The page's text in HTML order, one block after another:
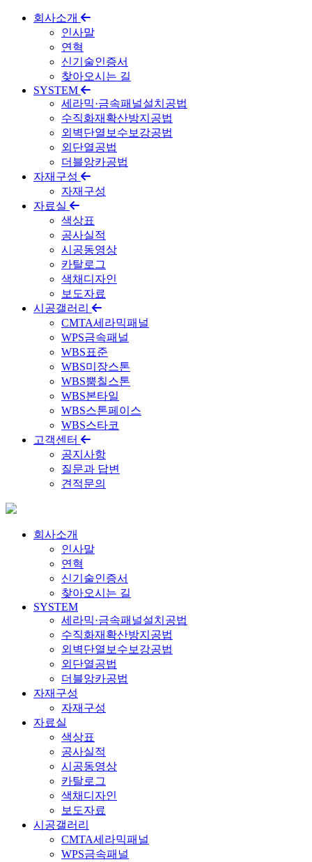
회사소개
인사말
연혁
신기술인증서
찾아오시는 길
SYSTEM
세라믹·금속패널설치공법
수직화재확산방지공법
외벽단열보수보강공법
외단열공법
더블앙카공법
자재구성
자재구성
자료실
색상표
공사실적
시공동영상
카탈로그
색채디자인
보도자료
시공갤러리
CMTA세라믹패널
WPS금속패널
WBS표준
WBS미장스톤
WBS뿜칠스톤
WBS본타일
WBS스톤페이스
WBS스타코
고객센터
공지사항
질문과 답변
견적문의
회사소개
인사말
연혁
신기술인증서
찾아오시는 길
SYSTEM
세라믹·금속패널설치공법
수직화재확산방지공법
외벽단열보수보강공법
외단열공법
더블앙카공법
자재구성
자재구성
자료실
색상표
공사실적
시공동영상
카탈로그
색채디자인
보도자료
시공갤러리
CMTA세라믹패널
WPS금속패널